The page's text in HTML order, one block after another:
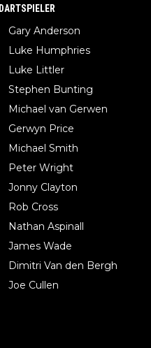
DARTSPIELER
Gary Anderson
Luke Humphries
Luke Littler
Stephen Bunting
Michael van Gerwen
Gerwyn Price
Michael Smith
Peter Wright
Jonny Clayton
Rob Cross
Nathan Aspinall
James Wade
Dimitri Van den Bergh
Joe Cullen